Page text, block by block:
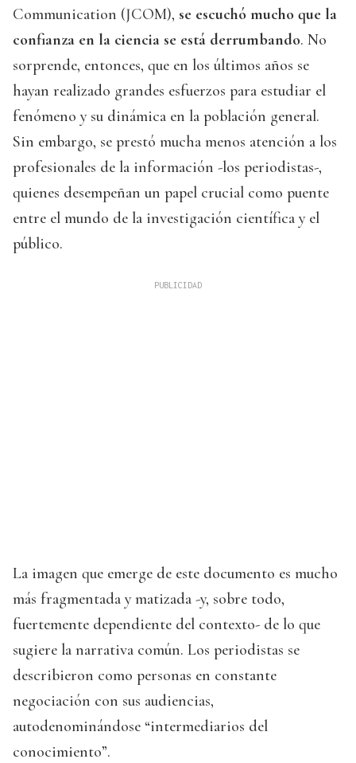
Communication (JCOM), se escuchó mucho que la
confianza en la ciencia se está derrumbando. No
sorprende, entonces, que en los últimos años se
hayan realizado grandes esfuerzos para estudiar el
fenómeno y su dinámica en la población general.
Sin embargo, se prestó mucha menos atención a los
profesionales de la información -los periodistas-,
quienes desempeñan un papel crucial como puente
entre el mundo de la investigación científica y el
público.
La imagen que emerge de este documento es mucho
más fragmentada y matizada -y, sobre todo,
fuertemente dependiente del contexto- de lo que
sugiere la narrativa común. Los periodistas se
describieron como personas en constante
negociación con sus audiencias,
autodenominándose “intermediarios del
conocimiento”.